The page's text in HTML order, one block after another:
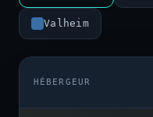
Valheim
HÉBERGEUR